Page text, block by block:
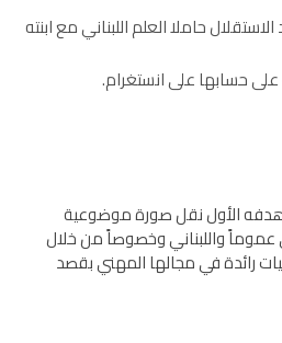
حاملا العلم اللبناني مع ابنته
حسابها على انستغرام.
الأول نقل صورة موضوعية
واللبناني وخصوصاً من خلال
رائدة في مجالها المهني بقصد